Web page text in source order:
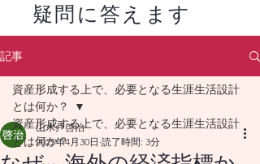
疑問に答えます
－
株式市場の恩恵を家
計に生かすライフス
タイルの始まりで
記事
資産形成する上で、必要となる生涯生活設計
とは何か？
資産形成する上で、必要となる生涯生活設計
とは何か？
山木戸啓治
2025年4月30日 読了時間: 3分